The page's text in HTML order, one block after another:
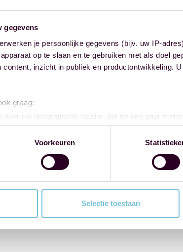
gegevens
je persoonlijke gegevens (bijv. uw IP-
op te slaan en te gebruiken met als doel
content, inzicht in publiek en productontwikkeling.
graag:
over uw geografische locatie, die tot een paar
door het actief te scannen op specifieke
gegevens worden verwerkt en stel uw
of intrekken in de Cookieverklaring.
Ook delen we informatie over uw gebruik van
Deze partners kunnen deze gegevens combineren
Voorkeuren
Selectie toestaan